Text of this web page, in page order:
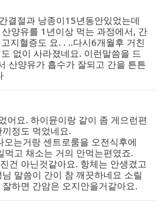
결절과 낭종이15년동안있었는데
양유를 1년이상 먹는 과정에서, 간
지혈증도 요. . ..다시6개월후 거친
없이 사라졌네요. 이런말씀을 드
산양유가 흡수가 잘되고 간을 튼튼
어요. 하이뮨이랑 같이 좀 게으런편
정도 먹었네요.
는거랑 센트로룸을 오전식후에
먹고 채소는 거의 안먹는편였죠.
건 아닌것같아요. 항체는 안생겼고
말씀이 간이 참 깨끗하네요 소릴
하면 간암은 오지안을거같아요.